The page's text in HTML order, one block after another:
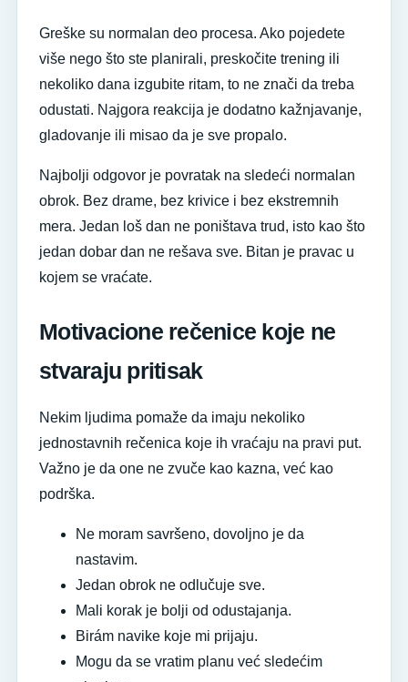
Greške su normalan deo procesa. Ako pojedete
više nego što ste planirali, preskočite trening ili
nekoliko dana izgubite ritam, to ne znači da treba
odustati. Najgora reakcija je dodatno kažnjavanje,
gladovanje ili misao da je sve propalo.
Najbolji odgovor je povratak na sledeći normalan
obrok. Bez drame, bez krivice i bez ekstremnih
mera. Jedan loš dan ne poništava trud, isto kao što
jedan dobar dan ne rešava sve. Bitan je pravac u
kojem se vraćate.
Motivacione rečenice koje ne
stvaraju pritisak
Nekim ljudima pomaže da imaju nekoliko
jednostavnih rečenica koje ih vraćaju na pravi put.
Važno je da one ne zvuče kao kazna, već kao
podrška.
Ne moram savršeno, dovoljno je da
nastavim.
Jedan obrok ne odlučuje sve.
Mali korak je bolji od odustajanja.
Birám navike koje mi prijaju.
Mogu da se vratim planu već sledećim